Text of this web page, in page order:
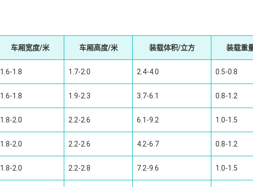
车厢宽度/米 车厢高度/米 装载体积/立方 装载重
1.6-1.8 1.7-2.0 2.4-4.0 0.5-0.8
1.6-1.8 1.9-2.3 3.7-6.1 0.8-1.2
1.8-2.0 2.2-2.6 6.1-9.2 1.0-1.5
1.8-2.0 2.2-2.6 4.2-6.7 0.8-1.2
1.8-2.0 2.2-2.8 7.2-9.6 1.0-1.5